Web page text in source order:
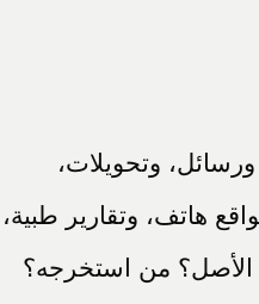
وتحويلات،
هاتف، وتقارير طبية،
الأصل؟ من استخرجه؟